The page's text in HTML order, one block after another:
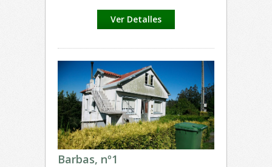
Ver Detalles
Barbas, nº1